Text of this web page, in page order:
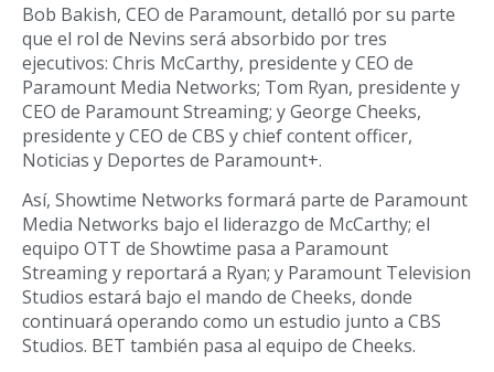
Bob Bakish, CEO de Paramount, detalló por su parte
que el rol de Nevins será absorbido por tres
ejecutivos: Chris McCarthy, presidente y CEO de
Paramount Media Networks; Tom Ryan, presidente y
CEO de Paramount Streaming; y George Cheeks,
presidente y CEO de CBS y chief content officer,
Noticias y Deportes de Paramount+.
Así, Showtime Networks formará parte de Paramount
Media Networks bajo el liderazgo de McCarthy; el
equipo OTT de Showtime pasa a Paramount
Streaming y reportará a Ryan; y Paramount Television
Studios estará bajo el mando de Cheeks, donde
continuará operando como un estudio junto a CBS
Studios. BET también pasa al equipo de Cheeks.